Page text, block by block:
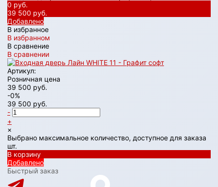
0 руб.
39 500 руб.
Добавлено
В избранное
В избранном
В сравнение
В сравнении
Артикул:
Розничная цена
39 500 руб.
-0%
39 500 руб.
-
+
×
Выбрано максимальное количество, доступное для заказа
шт.
В корзину
Добавлено
Быстрый заказ